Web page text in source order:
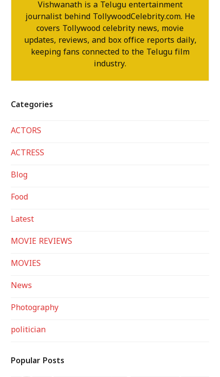
Vishwanath is a Telugu entertainment
journalist behind TollywoodCelebrity.com. He
covers Tollywood celebrity news, movie
updates, reviews, and box office reports daily,
keeping fans connected to the Telugu film
industry.
Categories
ACTORS
ACTRESS
Blog
Food
Latest
MOVIE REVIEWS
MOVIES
News
Photography
politician
Popular Posts